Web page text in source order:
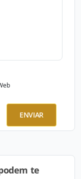
ENVIAR
te